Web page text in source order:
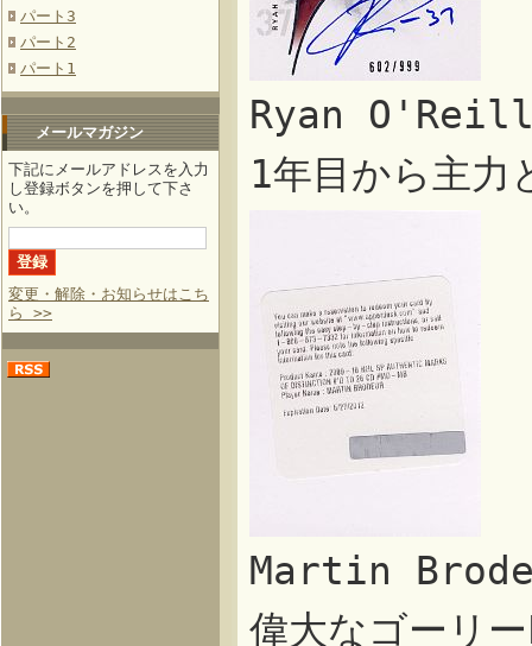
パート3
パート2
パート1
メールマガジン
下記にメールアドレスを入力
し登録ボタンを押して下さ
い。
変更・解除・お知らせはこち
ら >>
Ryan
1年目から主力
Martin
偉大なゴーリ